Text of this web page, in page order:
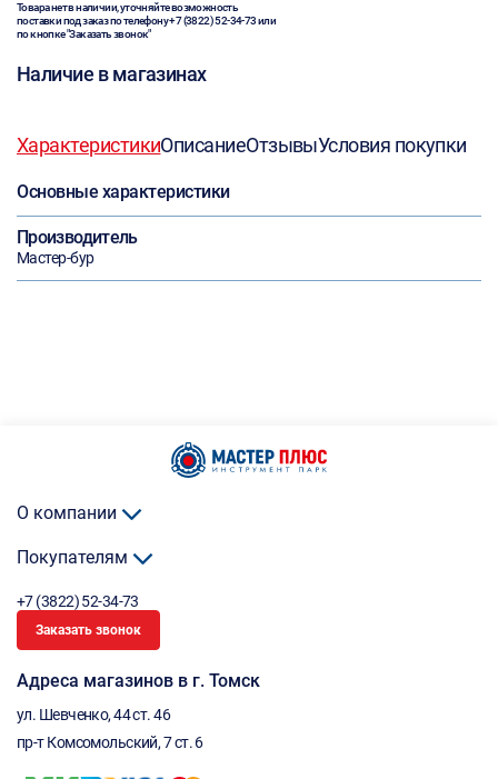
Товара нет в наличии, уточняйте возможность
поставки под заказ по телефону+7 (3822) 52-34-73или
по кнопке "Заказать звонок"
Наличие в магазинах
ХарактеристикиОписаниеОтзывыУсловия покупки
Основные характеристики
Производитель
Мастер-бур
О компании
Покупателям
+7 (3822) 52-34-73
Заказать звонок
Адреса магазинов в г. Томск
ул. Шевченко, 44 ст. 46
пр-т Комсомольский, 7 ст. 6